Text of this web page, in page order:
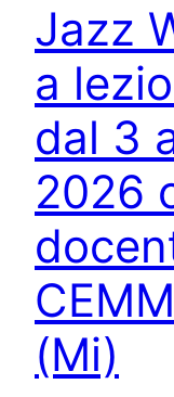
Jazz
a
dal 3
2026
(Mi)